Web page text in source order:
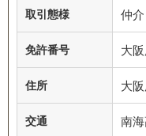
取引態様 仲介
免許番号 大
住所 大
交通 南